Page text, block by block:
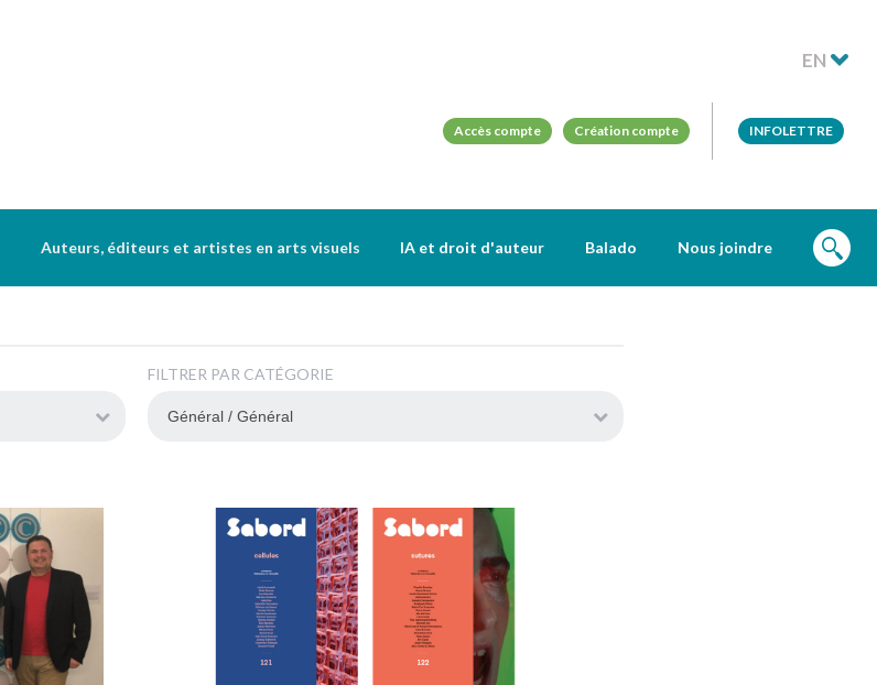
EN
Accès compte Création compte INFOLETTRE
Auteurs, éditeurs et artistes en arts visuels IA et droit d'auteur Balado Nous joindre
FILTRER PAR CATÉGORIE